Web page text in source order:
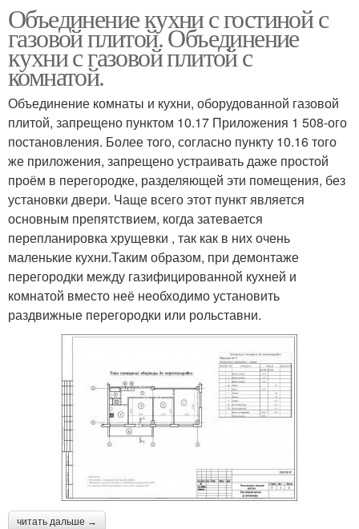
Объединение кухни с гостиной с
газовой плитой. Объединение
кухни с газовой плитой с
комнатой.
Объединение комнаты и кухни, оборудованной газовой
плитой, запрещено пунктом 10.17 Приложения 1 508-ого
постановления. Более того, согласно пункту 10.16 того
же приложения, запрещено устраивать даже простой
проём в перегородке, разделяющей эти помещения, без
установки двери. Чаще всего этот пункт является
основным препятствием, когда затевается
перепланировка хрущевки , так как в них очень
маленькие кухни.Таким образом, при демонтаже
перегородки между газифицированной кухней и
комнатой вместо неё необходимо установить
раздвижные перегородки или рольставни.
читать дальше →